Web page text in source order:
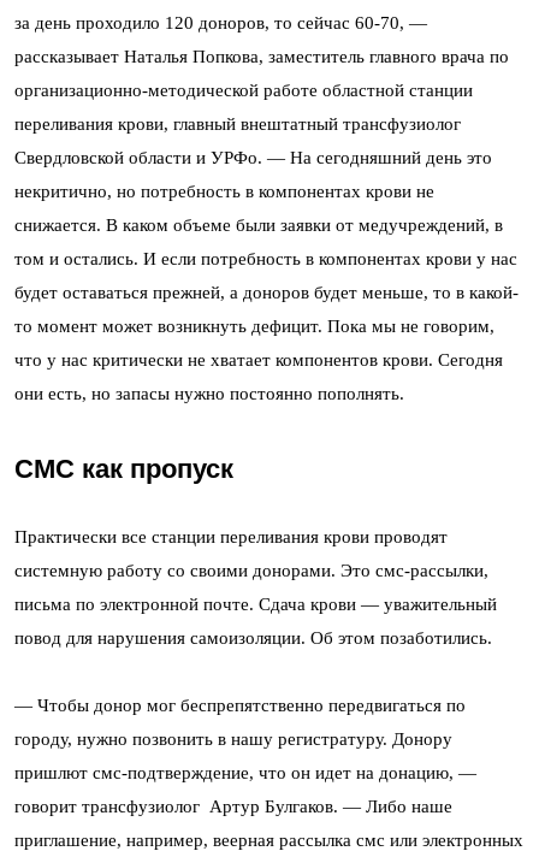
за день проходило 120 доноров, то сейчас 60-70, —
рассказывает Наталья Попкова, заместитель главного врача по
организационно-методической работе областной станции
переливания крови, главный внештатный трансфузиолог
Свердловской области и УРФо. — На сегодняшний день это
некритично, но потребность в компонентах крови не
снижается. В каком объеме были заявки от медучреждений, в
том и остались. И если потребность в компонентах крови у нас
будет оставаться прежней, а доноров будет меньше, то в какой-
то момент может возникнуть дефицит. Пока мы не говорим,
что у нас критически не хватает компонентов крови. Сегодня
они есть, но запасы нужно постоянно пополнять.
СМС как пропуск
Практически все станции переливания крови проводят
системную работу со своими донорами. Это смс-рассылки,
письма по электронной почте. Сдача крови — уважительный
повод для нарушения самоизоляции. Об этом позаботились.
— Чтобы донор мог беспрепятственно передвигаться по
городу, нужно позвонить в нашу регистратуру. Донору
пришлют смс-подтверждение, что он идет на донацию, —
говорит трансфузиолог Артур Булгаков. — Либо наше
приглашение, например, веерная рассылка смс или электронных